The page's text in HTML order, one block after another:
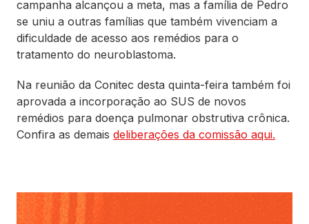
campanha alcançou a meta, mas a família de Pedro
se uniu a outras famílias que também vivenciam a
dificuldade de acesso aos remédios para o
tratamento do neuroblastoma.
Na reunião da Conitec desta quinta-feira também foi
aprovada a incorporação ao SUS de novos
remédios para doença pulmonar obstrutiva crônica.
Confira as demais deliberações da comissão aqui.